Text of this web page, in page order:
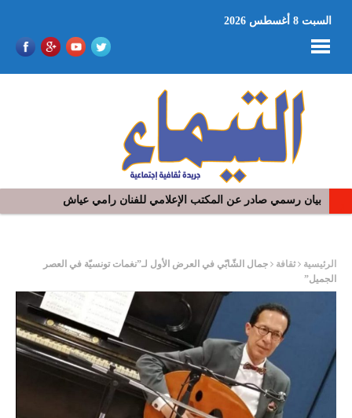
السبت 8 أغسطس 2026
بيان رسمي صادر عن المكتب الإعلامي للفنان رامي عياش
في افتتاح مهرجان بومخلوف الدولي: رؤوف ماهر يتالق و يشد الجمهور
الرئيسية ثقافة
جمال الشّابّي في العرض الأول لـ”نغمات تونسيّة في العصر
الجميل”